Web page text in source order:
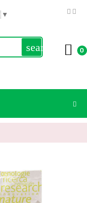
▼
search 0